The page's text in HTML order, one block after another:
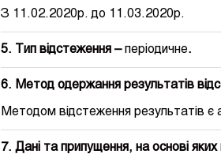
З 11.02.2020р. до 11.03.2020р.
5. Тип відстеження – періодичне.
6. Метод одержання результатів
Методом відстеження результатів є
7. Дані та припущення, на основі